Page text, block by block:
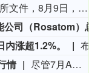
据港交所文件，8月9日，深圳市远信储能技术股份有限公司向港交所提交上市申请书，独家保荐人为招银国际。
涨超1.2%。
情
尽管7月A股市场调整，但新发基金市场却呈现出冷暖反差，多只主动权益新品募集成绩亮眼。普通投资者踊跃认购新基金的背后，是不少基金经理对于当前科技行情长周期属性的深度研判，公募普遍判断AI产业浪潮不是短期主题炒作，科技浪潮的演绎周期也远不止半年。